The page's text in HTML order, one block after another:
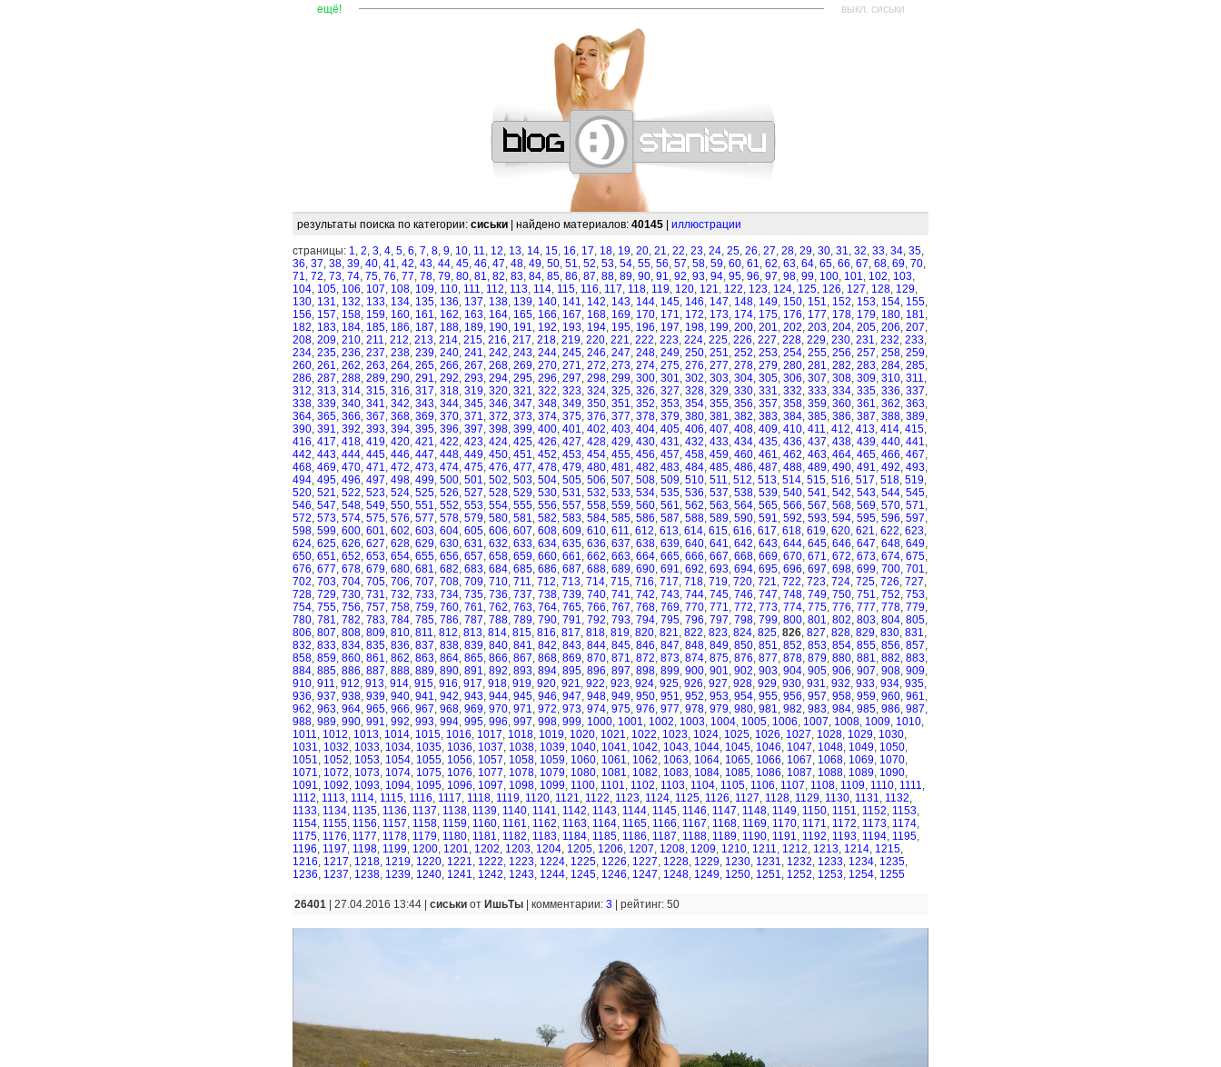
ещё! ———————————————————————————————— выкл. сиськи
результаты поиска по категории: сиськи | найдено материалов: 40145 иллюстрации
страницы: 1, 2, 3, 4, 5, 6, 7, 8, 9, 10, 11, 12, 13, 14, 15, 16, 17, 18, 19, 20, 21, 22, 23, 24, 25, 26, 27, 28, 29, 30, 31, 32, 33, 34, 35,
36, 37, 38, 39, 40, 41, 42, 43, 44, 45, 46, 47, 48, 49, 50, 51, 52, 53, 54, 55, 56, 57, 58, 59, 60, 61, 62, 63, 64, 65, 66, 67, 68, 69, 70,
71, 72, 73, 74, 75, 76, 77, 78, 79, 80, 81, 82, 83, 84, 85, 86, 87, 88, 89, 90, 91, 92, 93, 94, 95, 96, 97, 98, 99, 100, 101, 102, 103,
104, 105, 106, 107, 108, 109, 110, 111, 112, 113, 114, 115, 116, 117, 118, 119, 120, 121, 122, 123, 124, 125, 126, 127, 128, 129,
130, 131, 132, 133, 134, 135, 136, 137, 138, 139, 140, 141, 142, 143, 144, 145, 146, 147, 148, 149, 150, 151, 152, 153, 154, 155,
156, 157, 158, 159, 160, 161, 162, 163, 164, 165, 166, 167, 168, 169, 170, 171, 172, 173, 174, 175, 176, 177, 178, 179, 180, 181,
182, 183, 184, 185, 186, 187, 188, 189, 190, 191, 192, 193, 194, 195, 196, 197, 198, 199, 200, 201, 202, 203, 204, 205, 206, 207,
208, 209, 210, 211, 212, 213, 214, 215, 216, 217, 218, 219, 220, 221, 222, 223, 224, 225, 226, 227, 228, 229, 230, 231, 232, 233,
234, 235, 236, 237, 238, 239, 240, 241, 242, 243, 244, 245, 246, 247, 248, 249, 250, 251, 252, 253, 254, 255, 256, 257, 258, 259,
260, 261, 262, 263, 264, 265, 266, 267, 268, 269, 270, 271, 272, 273, 274, 275, 276, 277, 278, 279, 280, 281, 282, 283, 284, 285,
286, 287, 288, 289, 290, 291, 292, 293, 294, 295, 296, 297, 298, 299, 300, 301, 302, 303, 304, 305, 306, 307, 308, 309, 310, 311,
312, 313, 314, 315, 316, 317, 318, 319, 320, 321, 322, 323, 324, 325, 326, 327, 328, 329, 330, 331, 332, 333, 334, 335, 336, 337,
338, 339, 340, 341, 342, 343, 344, 345, 346, 347, 348, 349, 350, 351, 352, 353, 354, 355, 356, 357, 358, 359, 360, 361, 362, 363,
364, 365, 366, 367, 368, 369, 370, 371, 372, 373, 374, 375, 376, 377, 378, 379, 380, 381, 382, 383, 384, 385, 386, 387, 388, 389,
390, 391, 392, 393, 394, 395, 396, 397, 398, 399, 400, 401, 402, 403, 404, 405, 406, 407, 408, 409, 410, 411, 412, 413, 414, 415,
416, 417, 418, 419, 420, 421, 422, 423, 424, 425, 426, 427, 428, 429, 430, 431, 432, 433, 434, 435, 436, 437, 438, 439, 440, 441,
442, 443, 444, 445, 446, 447, 448, 449, 450, 451, 452, 453, 454, 455, 456, 457, 458, 459, 460, 461, 462, 463, 464, 465, 466, 467,
468, 469, 470, 471, 472, 473, 474, 475, 476, 477, 478, 479, 480, 481, 482, 483, 484, 485, 486, 487, 488, 489, 490, 491, 492, 493,
494, 495, 496, 497, 498, 499, 500, 501, 502, 503, 504, 505, 506, 507, 508, 509, 510, 511, 512, 513, 514, 515, 516, 517, 518, 519,
520, 521, 522, 523, 524, 525, 526, 527, 528, 529, 530, 531, 532, 533, 534, 535, 536, 537, 538, 539, 540, 541, 542, 543, 544, 545,
546, 547, 548, 549, 550, 551, 552, 553, 554, 555, 556, 557, 558, 559, 560, 561, 562, 563, 564, 565, 566, 567, 568, 569, 570, 571,
572, 573, 574, 575, 576, 577, 578, 579, 580, 581, 582, 583, 584, 585, 586, 587, 588, 589, 590, 591, 592, 593, 594, 595, 596, 597,
598, 599, 600, 601, 602, 603, 604, 605, 606, 607, 608, 609, 610, 611, 612, 613, 614, 615, 616, 617, 618, 619, 620, 621, 622, 623,
624, 625, 626, 627, 628, 629, 630, 631, 632, 633, 634, 635, 636, 637, 638, 639, 640, 641, 642, 643, 644, 645, 646, 647, 648, 649,
650, 651, 652, 653, 654, 655, 656, 657, 658, 659, 660, 661, 662, 663, 664, 665, 666, 667, 668, 669, 670, 671, 672, 673, 674, 675,
676, 677, 678, 679, 680, 681, 682, 683, 684, 685, 686, 687, 688, 689, 690, 691, 692, 693, 694, 695, 696, 697, 698, 699, 700, 701,
702, 703, 704, 705, 706, 707, 708, 709, 710, 711, 712, 713, 714, 715, 716, 717, 718, 719, 720, 721, 722, 723, 724, 725, 726, 727,
728, 729, 730, 731, 732, 733, 734, 735, 736, 737, 738, 739, 740, 741, 742, 743, 744, 745, 746, 747, 748, 749, 750, 751, 752, 753,
754, 755, 756, 757, 758, 759, 760, 761, 762, 763, 764, 765, 766, 767, 768, 769, 770, 771, 772, 773, 774, 775, 776, 777, 778, 779,
780, 781, 782, 783, 784, 785, 786, 787, 788, 789, 790, 791, 792, 793, 794, 795, 796, 797, 798, 799, 800, 801, 802, 803, 804, 805,
806, 807, 808, 809, 810, 811, 812, 813, 814, 815, 816, 817, 818, 819, 820, 821, 822, 823, 824, 825, 826, 827, 828, 829, 830, 831,
832, 833, 834, 835, 836, 837, 838, 839, 840, 841, 842, 843, 844, 845, 846, 847, 848, 849, 850, 851, 852, 853, 854, 855, 856, 857,
858, 859, 860, 861, 862, 863, 864, 865, 866, 867, 868, 869, 870, 871, 872, 873, 874, 875, 876, 877, 878, 879, 880, 881, 882, 883,
884, 885, 886, 887, 888, 889, 890, 891, 892, 893, 894, 895, 896, 897, 898, 899, 900, 901, 902, 903, 904, 905, 906, 907, 908, 909,
910, 911, 912, 913, 914, 915, 916, 917, 918, 919, 920, 921, 922, 923, 924, 925, 926, 927, 928, 929, 930, 931, 932, 933, 934, 935,
936, 937, 938, 939, 940, 941, 942, 943, 944, 945, 946, 947, 948, 949, 950, 951, 952, 953, 954, 955, 956, 957, 958, 959, 960, 961,
962, 963, 964, 965, 966, 967, 968, 969, 970, 971, 972, 973, 974, 975, 976, 977, 978, 979, 980, 981, 982, 983, 984, 985, 986, 987,
988, 989, 990, 991, 992, 993, 994, 995, 996, 997, 998, 999, 1000, 1001, 1002, 1003, 1004, 1005, 1006, 1007, 1008, 1009, 1010,
1011, 1012, 1013, 1014, 1015, 1016, 1017, 1018, 1019, 1020, 1021, 1022, 1023, 1024, 1025, 1026, 1027, 1028, 1029, 1030,
1031, 1032, 1033, 1034, 1035, 1036, 1037, 1038, 1039, 1040, 1041, 1042, 1043, 1044, 1045, 1046, 1047, 1048, 1049, 1050,
1051, 1052, 1053, 1054, 1055, 1056, 1057, 1058, 1059, 1060, 1061, 1062, 1063, 1064, 1065, 1066, 1067, 1068, 1069, 1070,
1071, 1072, 1073, 1074, 1075, 1076, 1077, 1078, 1079, 1080, 1081, 1082, 1083, 1084, 1085, 1086, 1087, 1088, 1089, 1090,
1091, 1092, 1093, 1094, 1095, 1096, 1097, 1098, 1099, 1100, 1101, 1102, 1103, 1104, 1105, 1106, 1107, 1108, 1109, 1110, 1111,
1112, 1113, 1114, 1115, 1116, 1117, 1118, 1119, 1120, 1121, 1122, 1123, 1124, 1125, 1126, 1127, 1128, 1129, 1130, 1131, 1132,
1133, 1134, 1135, 1136, 1137, 1138, 1139, 1140, 1141, 1142, 1143, 1144, 1145, 1146, 1147, 1148, 1149, 1150, 1151, 1152, 1153,
1154, 1155, 1156, 1157, 1158, 1159, 1160, 1161, 1162, 1163, 1164, 1165, 1166, 1167, 1168, 1169, 1170, 1171, 1172, 1173, 1174,
1175, 1176, 1177, 1178, 1179, 1180, 1181, 1182, 1183, 1184, 1185, 1186, 1187, 1188, 1189, 1190, 1191, 1192, 1193, 1194, 1195,
1196, 1197, 1198, 1199, 1200, 1201, 1202, 1203, 1204, 1205, 1206, 1207, 1208, 1209, 1210, 1211, 1212, 1213, 1214, 1215,
1216, 1217, 1218, 1219, 1220, 1221, 1222, 1223, 1224, 1225, 1226, 1227, 1228, 1229, 1230, 1231, 1232, 1233, 1234, 1235,
1236, 1237, 1238, 1239, 1240, 1241, 1242, 1243, 1244, 1245, 1246, 1247, 1248, 1249, 1250, 1251, 1252, 1253, 1254, 1255
26401 | 27.04.2016 13:44 | сиськи от ИшьТы комментарии: 3 рейтинг: 50